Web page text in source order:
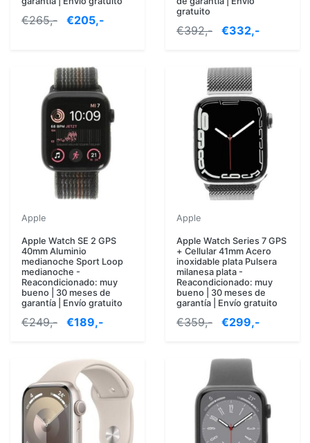
€265,- €205,-
gratuito
€392,- €332,-
Apple
Apple Watch SE 2 GPS
40mm Aluminio
medianoche Sport Loop
medianoche -
Reacondicionado: muy
bueno | 30 meses de
garantía | Envío gratuito
€249,- €189,-
Apple
Apple Watch Series 7 GPS
+ Cellular 41mm Acero
inoxidable plata Pulsera
milanesa plata -
Reacondicionado: muy
bueno | 30 meses de
garantía | Envío gratuito
€359,- €299,-